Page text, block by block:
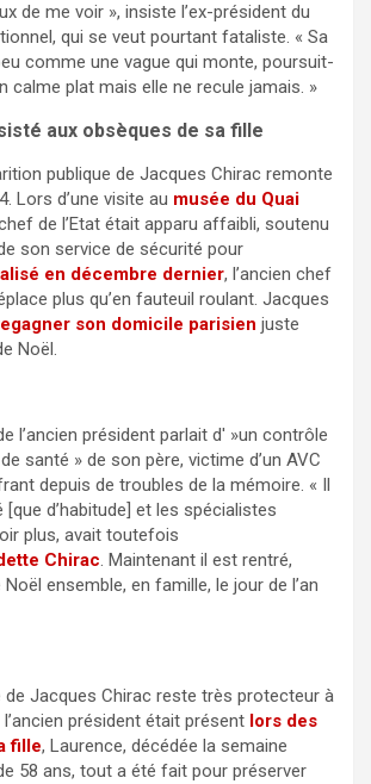
de me voir », insiste l’ex-président du
qui se veut pourtant fataliste. « Sa
comme une vague qui monte, poursuit-
calme plat mais elle ne recule jamais. »
aux obsèques de sa fille
publique de Jacques Chirac remonte
Lors d’une visite au musée du Quai
de l’Etat était apparu affaibli, soutenu
son service de sécurité pour
en décembre dernier, l’ancien chef
plus qu’en fauteuil roulant. Jacques
son domicile parisien juste
Noël.
l’ancien président parlait d' »un contrôle
santé » de son père, victime d’un AVC
depuis de troubles de la mémoire. « Il
d’habitude] et les spécialistes
plus, avait toutefois
Chirac. Maintenant il est rentré,
ensemble, en famille, le jour de l’an
de Jacques Chirac reste très protecteur à
président était présent lors des
fille, Laurence, décédée la semaine
58 ans, tout a été fait pour préserver